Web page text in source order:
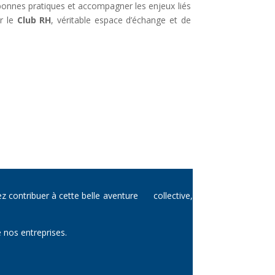
pratiques et accompagner les enjeux liés
le Club RH, véritable espace d’échange et de
contribuer à cette belle aventure collective,
entreprises.